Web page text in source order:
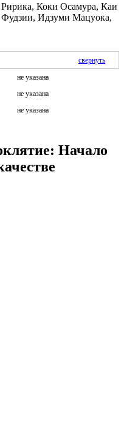
Коки Осамура, Каи
Идзуми Мацуока,
свернуть
не указана
не указана
не указана
Начало